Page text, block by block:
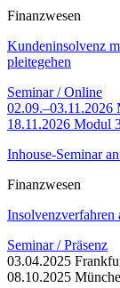
Finanzwesen
Kundeninsolvenz
pleitegehen
Seminar / Online
02.09.–03.11.2026
18.11.2026 Modul
Inhouse-Seminar
Finanzwesen
Insolvenzverfahren
Seminar / Präsenz
03.04.2025
08.10.2025